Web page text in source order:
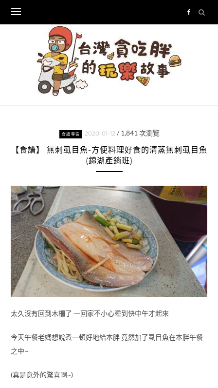
content
食譜專區 2020-01-12 / 1,841 次瀏覽
【食譜】 無刺虱目魚-方便料理好食的清蒸無刺虱目魚
(錦湖產銷班)
太久沒有回到木柵了 一回家不小心睡到快中午才起來
今天午餐老媽想說煮一頓好地給本胖 竟然加了虱目魚在本胖午餐
之中~
(真是意外的驚喜啊~)